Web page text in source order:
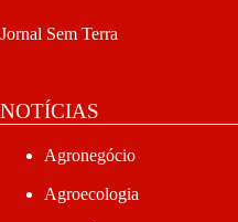
Jornal Sem Terra
NOTÍCIAS
Agronegócio
Agroecologia